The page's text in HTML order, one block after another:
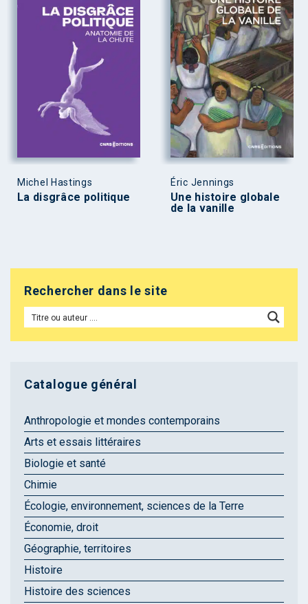
Michel Hastings
La disgrâce politique
Éric Jennings
Une histoire globale
de la vanille
Rechercher dans le site
Catalogue général
Anthropologie et mondes contemporains
Arts et essais littéraires
Biologie et santé
Chimie
Écologie, environnement, sciences de la Terre
Économie, droit
Géographie, territoires
Histoire
Histoire des sciences